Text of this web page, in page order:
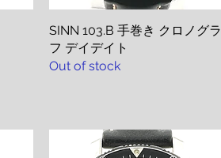
Quick View
SINN 103.B 手巻き クロノグラ
フ デイデイト
Out of stock